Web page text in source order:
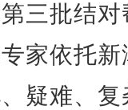
三批结
家依托
、疑难、